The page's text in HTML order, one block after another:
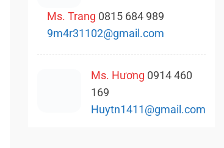
Ms. Trang 0815 684 989
9m4r31102@gmail.com
Ms. Hương 0914 460
169
Huytn1411@gmail.com